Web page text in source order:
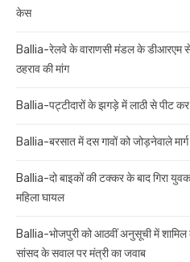
केस
Ballia-रेलवे के वाराणसी मंडल के डीआरएम
ठहराव की मांग
Ballia-पट्टीदारों के झगड़े में लाठी से पीट कर
Ballia-बरसात में दस गावों को जोड़नेवाले
Ballia-दो बाइकों की टक्कर के बाद गिरा
महिला घायल
Ballia-भोजपुरी को आठवीं अनुसूची में
सांसद के सवाल पर मंत्री का जवाब